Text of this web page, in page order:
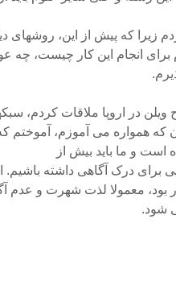
زیرا که پیش از این، روشهای
انجام این کار چیست، چه
ویلن در اروپا ملاقات کردم،
که همواره می آموزم، آموختم
است و ما باید بیش از
برای درک آگاهی داشته
بود، معمولا لذت شهرت و عدم
شود.